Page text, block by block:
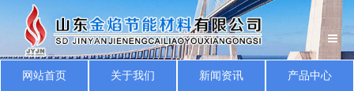
网站首页 关于我们 新闻资讯 产品中心